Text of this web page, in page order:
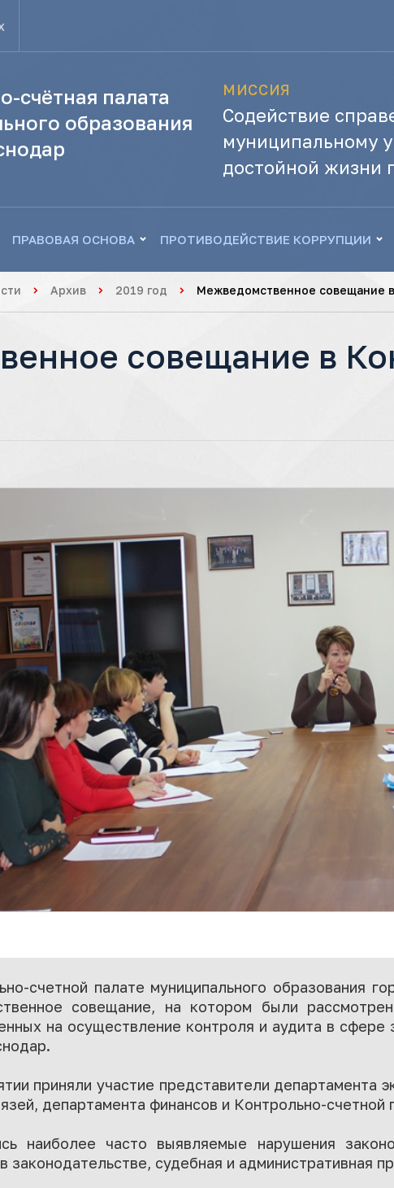
счётная палата
образования
МИССИЯ
Содействие
муниципальному
достойной жизни
ПРАВОВАЯ ОСНОВА ПРОТИВОДЕЙСТВИЕ КОРРУПЦИИ
Архив 2019 год Межведомственное совещание
совещание в
счетной палате муниципального образования
совещание, на котором были
на осуществление контроля и аудита в сфере
приняли участие представители департамента
департамента финансов и Контрольно-
наиболее часто выявляемые нарушения
законодательстве, судебная и административная